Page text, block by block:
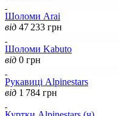
Шоломи Arai
від 47 233 грн
Шоломи Kabuto
від 0 грн
Рукавиці Alpinestars
від 1 784 грн